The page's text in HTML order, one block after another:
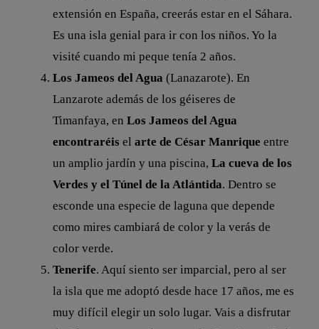
extensión en España, creerás estar en el Sáhara.
Es una isla genial para ir con los niños. Yo la
visité cuando mi peque tenía 2 años.
Los Jameos del Agua (Lanazarote). En
Lanzarote además de los géiseres de
Timanfaya, enLos Jameos del Agua
encontraréis elarte de César Manrique entre
un amplio jardín y una piscina, La cueva de los
Verdes y el Túnel de la Atlántida. Dentro se
esconde una especie de laguna que depende
como mires cambiará de color y la verás de
color verde.
Tenerife. Aquí siento ser imparcial, pero al ser
la isla que me adoptó desde hace 17 años, me es
muy difícil elegir un solo lugar. Vais a disfrutar